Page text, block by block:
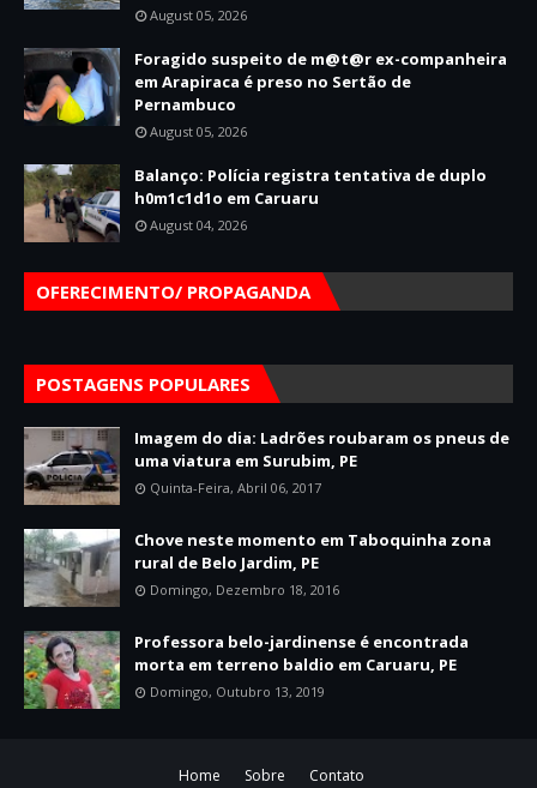
August 05, 2026
Foragido suspeito de m@t@r ex-companheira
em Arapiraca é preso no Sertão de
Pernambuco
August 05, 2026
Balanço: Polícia registra tentativa de duplo
h0m1c1d1o em Caruaru
August 04, 2026
OFERECIMENTO/ PROPAGANDA
POSTAGENS POPULARES
Imagem do dia: Ladrões roubaram os pneus de
uma viatura em Surubim, PE
Quinta-Feira, Abril 06, 2017
Chove neste momento em Taboquinha zona
rural de Belo Jardim, PE
Domingo, Dezembro 18, 2016
Professora belo-jardinense é encontrada
morta em terreno baldio em Caruaru, PE
Domingo, Outubro 13, 2019
Home Sobre Contato